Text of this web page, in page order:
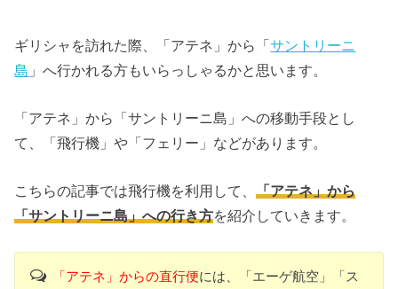
ギリシャを訪れた際、「アテネ」から「サントリーニ
島 」へ行かれる方もいらっしゃるかと思います。
「アテネ」から「サントリーニ島」への移動手段とし
て、「飛行機」や「フェリー」などがあります。
こちらの記事では飛行機を利用して、「アテネ」から
「サントリーニ島」への行き方を紹介していきます。
「アテネ」からの直行便には、「エーゲ航空」「ス